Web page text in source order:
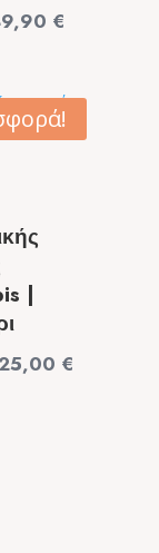
€.
€
49,90 €.
|
Original €